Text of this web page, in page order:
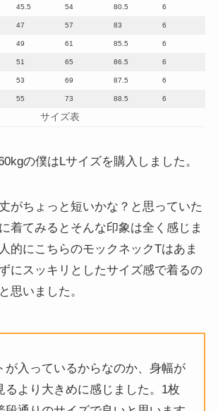
45.5 54 80.5 6
47 57 83 6
49 61 85.5 6
51 65 86.5 6
53 69 87.5 6
55 73 88.5 6
サイズ表
の僕はLサイズを購入しました。
がちょっと短いかな？と思っていた
着てみるとそんな印象は全く感じま
的にこちらのモックネックTはあま
にスッキリとしたサイズ感で着るの
思いました。
が入っているからなのか、身幅が
るより大きめに感じました。1枚